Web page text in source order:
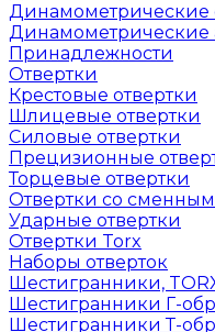
Динамометрические
Динамометрические
Принадлежности
Отвертки
Крестовые отвертки
Шлицевые отвертки
Силовые отвертки
Прецизионные
Торцевые отвертки
Отвертки со
Ударные отвертки
Отвертки Torx
Наборы отверток
Шестигранники,
Шестигранники Г-
Шестигранники Т-